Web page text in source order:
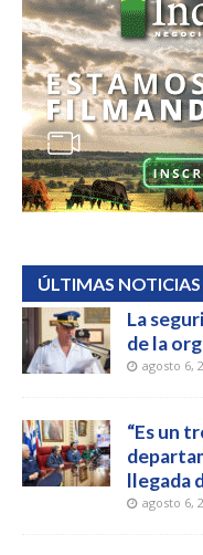
ÚLTIMAS NOTICIAS
La
de la
agosto 6,
“Es un
llegada
agosto 6,